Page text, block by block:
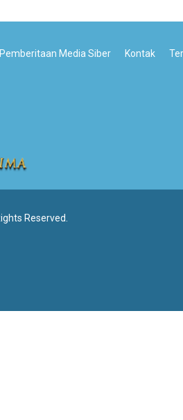
Media Siber Kontak
Reserved.